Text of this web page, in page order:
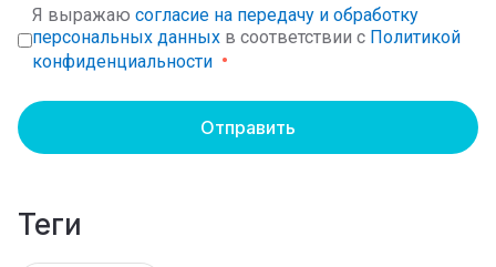
Я выражаю согласие на передачу и обработку
персональных данных в соответствии с Политикой
конфиденциальности
Отправить
теги